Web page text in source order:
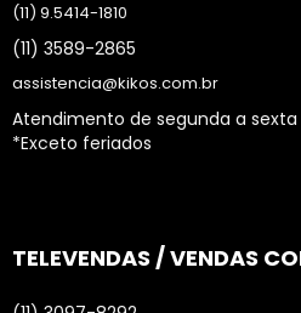
(11) 9.5414-1810
(11) 3589-2865
assistencia@kikos.com.br
Atendimento de segunda a sexta
*Exceto feriados
TELEVENDAS / VENDAS